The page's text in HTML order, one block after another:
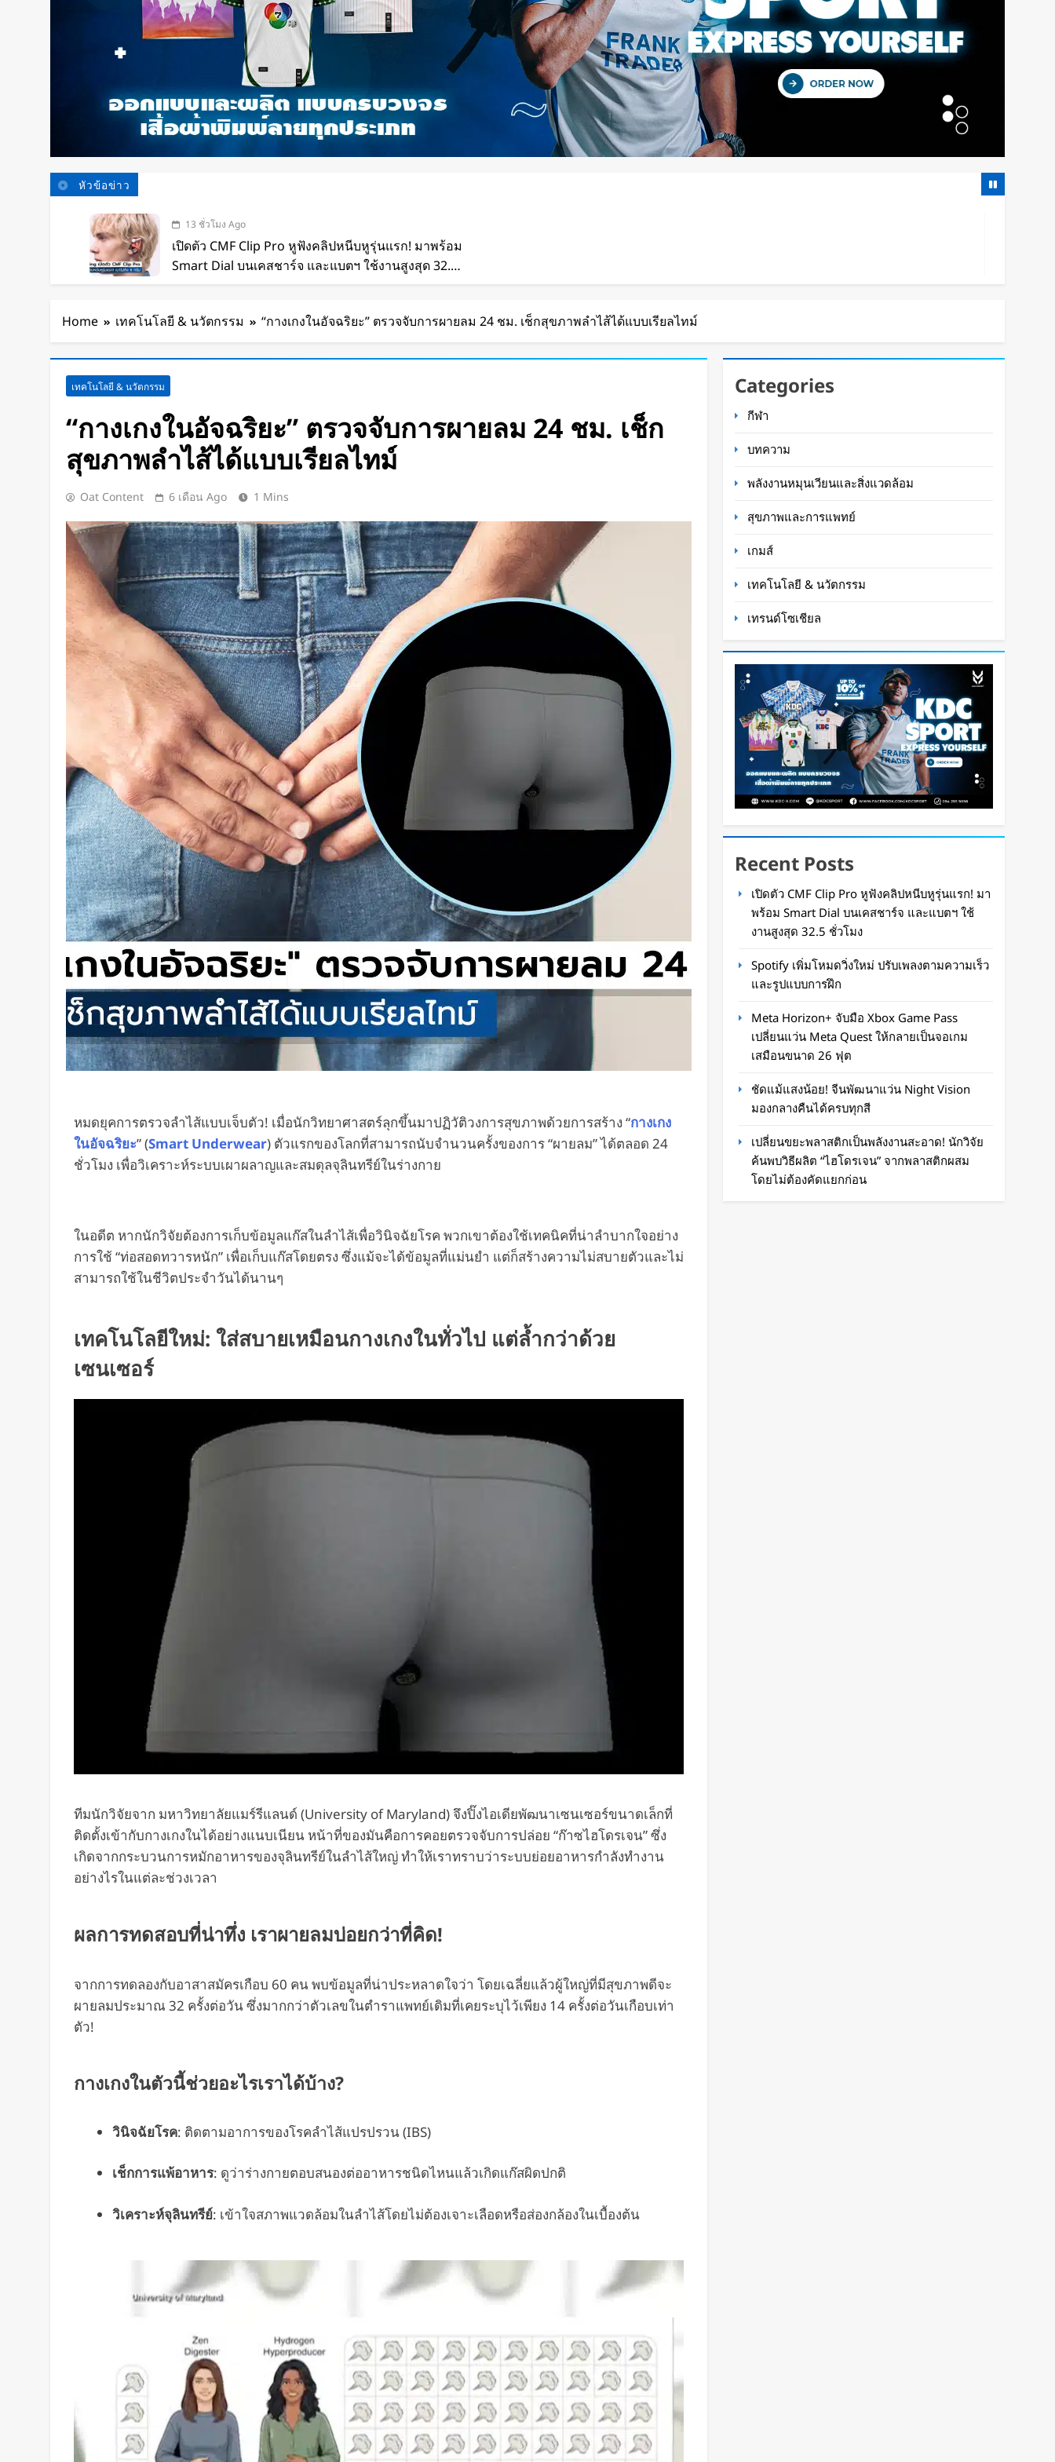
หัวข้อข่าว
13 ชั่วโมง Ago
เปิดตัว CMF Clip Pro หูฟังคลิปหนีบหูรุ่นแรก! มาพร้อม
Smart Dial บนเคสชาร์จ และแบตฯ ใช้งานสูงสุด 32.5
รูปแบบการฝึก
15 ชั่วโมง Ago
ชัดแม้แสงน้อย! จีนพัฒนาแว่น Night Vision มองกลาง
คืนได้ครบทุกสี
เปลี่ยนขยะพลาสติกเป็นพลังงานสะอาด! นักวิจัยค้นพบ
แยกก่อน
18 ชั่วโมง Ago
“MouthPad” เมาส์ควบคุมด้วย “ลิ้น” ช่วยให้ผู้พิการใช้
คอมฯ ได้โดยไม่ต้องใช้มือ
2 วัน Ago
KEF เปิดตัว LS LUXE ลำโพงไร้สายระดับไฮเอนด์ ราคา
199,000 บาท! รวมงานศิลป์และเทคโนโลยีเสียงไว้ใน
เครื่องเดียว
2 วัน Ago
ทุบสถิติโลก ! “Project Sunrise” เที่ยวบินยาวนานที่สุด
บินตรงไร้จอด ทะลุ 24 ชั่วโมง
2 วัน Ago
HoverAir เปิดตัว “Versa” นวัตกรรมใหม่ที่รวม กล้อ
งกิมบอล + โดรน ไว้ในเครื่องเดียว
2 วัน Ago
“กอริลลา” ตัวแรกของโลก ผ่าตัดกระดูกกกหูสำเร็จ
รอดชีวิตปาฏิหาริย์ !
Home เทคโนโลยี & นวัตกรรม “กางเกงในอัจฉริยะ” ตรวจจับการผายลม 24 ชม. เช็กสุขภาพลำไส้ได้แบบเรียลไทม์
เทคโนโลยี & นวัตกรรม
“กางเกงในอัจฉริยะ” ตรวจจับการผายลม 24 ชม. เช็ก
สุขภาพลำไส้ได้แบบเรียลไทม์
Oat Content 6 เดือน Ago 1 Mins
หมดยุคการตรวจลำไส้แบบเจ็บตัว! เมื่อนักวิทยาศาสตร์ลุกขึ้นมาปฏิวัติวงการสุขภาพด้วยการสร้าง “กางเกง
ในอัจฉริยะ” (Smart Underwear) ตัวแรกของโลกที่สามารถนับจำนวนครั้งของการ “ผายลม” ได้ตลอด 24
ชั่วโมง เพื่อวิเคราะห์ระบบเผาผลาญและสมดุลจุลินทรีย์ในร่างกาย
ในอดีต หากนักวิจัยต้องการเก็บข้อมูลแก๊สในลำไส้เพื่อวินิจฉัยโรค พวกเขาต้องใช้เทคนิคที่น่าลำบากใจอย่าง
การใช้ “ท่อสอดทวารหนัก” เพื่อเก็บแก๊สโดยตรง ซึ่งแม้จะได้ข้อมูลที่แม่นยำ แต่ก็สร้างความไม่สบายตัวและไม่
สามารถใช้ในชีวิตประจำวันได้นานๆ
เทคโนโลยีใหม่: ใส่สบายเหมือนกางเกงในทั่วไป แต่ล้ำกว่าด้วย
เซนเซอร์
ทีมนักวิจัยจาก มหาวิทยาลัยแมร์รีแลนด์ (University of Maryland) จึงปิ๊งไอเดียพัฒนาเซนเซอร์ขนาดเล็กที่
ติดตั้งเข้ากับกางเกงในได้อย่างแนบเนียน หน้าที่ของมันคือการคอยตรวจจับการปล่อย “ก๊าซไฮโดรเจน” ซึ่ง
เกิดจากกระบวนการหมักอาหารของจุลินทรีย์ในลำไส้ใหญ่ ทำให้เราทราบว่าระบบย่อยอาหารกำลังทำงาน
อย่างไรในแต่ละช่วงเวลา
ผลการทดสอบที่น่าทึ่ง เราผายลมบ่อยกว่าที่คิด!
จากการทดลองกับอาสาสมัครเกือบ 60 คน พบข้อมูลที่น่าประหลาดใจว่า โดยเฉลี่ยแล้วผู้ใหญ่ที่มีสุขภาพดีจะ
ผายลมประมาณ 32 ครั้งต่อวัน ซึ่งมากกว่าตัวเลขในตำราแพทย์เดิมที่เคยระบุไว้เพียง 14 ครั้งต่อวันเกือบเท่า
ตัว!
กางเกงในตัวนี้ช่วยอะไรเราได้บ้าง?
วินิจฉัยโรค: ติดตามอาการของโรคลำไส้แปรปรวน (IBS)
เช็กการแพ้อาหาร: ดูว่าร่างกายตอบสนองต่ออาหารชนิดไหนแล้วเกิดแก๊สผิดปกติ
วิเคราะห์จุลินทรีย์: เข้าใจสภาพแวดล้อมในลำไส้โดยไม่ต้องเจาะเลือดหรือส่องกล้องในเบื้องต้น
Categories
กีฬา
บทความ
พลังงานหมุนเวียนและสิ่งแวดล้อม
สุขภาพและการแพทย์
เกมส์
เทคโนโลยี & นวัตกรรม
เทรนด์โซเชียล
Recent Posts
เปิดตัว CMF Clip Pro หูฟังคลิปหนีบหูรุ่นแรก! มา
พร้อม Smart Dial บนเคสชาร์จ และแบตฯ ใช้
งานสูงสุด 32.5 ชั่วโมง
Spotify เพิ่มโหมดวิ่งใหม่ ปรับเพลงตามความเร็ว
และรูปแบบการฝึก
Meta Horizon+ จับมือ Xbox Game Pass
เปลี่ยนแว่น Meta Quest ให้กลายเป็นจอเกม
เสมือนขนาด 26 ฟุต
ชัดแม้แสงน้อย! จีนพัฒนาแว่น Night Vision
มองกลางคืนได้ครบทุกสี
เปลี่ยนขยะพลาสติกเป็นพลังงานสะอาด! นักวิจัย
ค้นพบวิธีผลิต “ไฮโดรเจน” จากพลาสติกผสม
โดยไม่ต้องคัดแยกก่อน